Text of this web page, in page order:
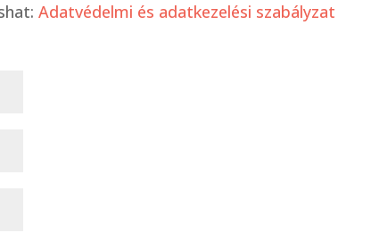
Adatvédelmi és adatkezelési szabályzat